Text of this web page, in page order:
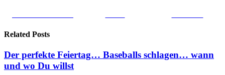
Related Posts
Der perfekte Feiertag… Baseballs schlagen… wann
und wo Du willst